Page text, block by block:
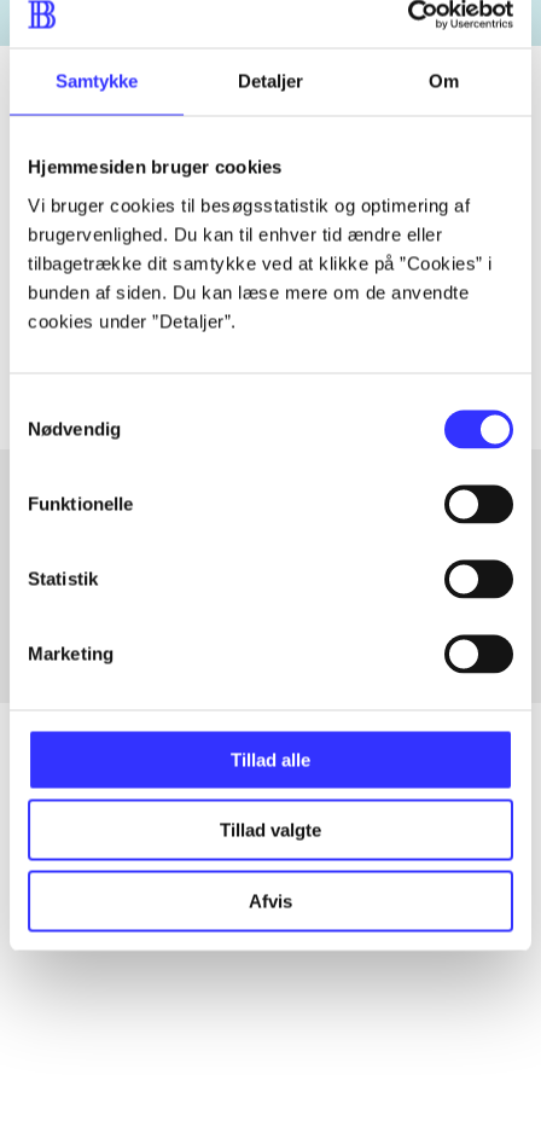
Samtykke Detaljer Om
Hjemmesiden bruger cookies
Vi bruger cookies til besøgsstatistik og optimering af
brugervenlighed. Du kan til enhver tid ændre eller
tilbagetrække dit samtykke ved at klikke på ”Cookies” i
bunden af siden. Du kan læse mere om de anvendte
cookies under ”Detaljer”.
Nødvendig
Funktionelle
Statistik
Marketing
Tillad alle
Tillad valgte
Afvis
Tidsskrift
Artiklen er en del af
lorem ipsum dolor sit amet ...
Tidsskrift
handler ofte om
Fra
Alle registrerede artikler fordelt på udgivelser